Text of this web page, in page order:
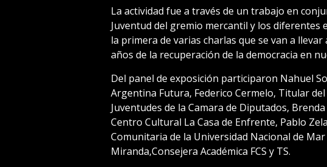
La actividad fue a través de un trabajo en
Juventud del gremio mercantil y los diferentes
la primera de varias charlas que se van a
años de la recuperación de la democracia en
Del panel de exposición participaron Nahuel
Argentina Futura, Federico Cermelo, Titular
Juventudes de la Camara de Diputados,
Centro Cultural La Casa de Enfrente, Pablo
Comunitaria de la Universidad Nacional de
Miranda,Consejera Académica FCS y TS.